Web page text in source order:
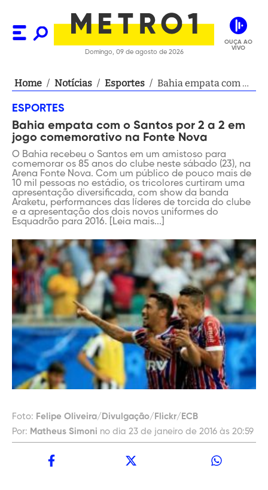
Domingo, 09 de agosto de 2026
OUÇA AO
VIVO
Home / Notícias / Esportes / Bahia empata com o
na Fonte Nova
ESPORTES
Bahia empata com o Santos por 2 a 2 em
jogo comemorativo na Fonte Nova
O Bahia recebeu o Santos em um amistoso para
comemorar os 85 anos do clube neste sábado (23), na
Arena Fonte Nova. Com um público de pouco mais de
10 mil pessoas no estádio, os tricolores curtiram uma
apresentação diversificada, com show da banda
Araketu, performances das líderes de torcida do clube
e a apresentação dos dois novos uniformes do
Esquadrão para 2016. [Leia mais...]
Foto: Felipe Oliveira/Divulgação/Flickr/ECB
Por: Matheus Simoni no dia 23 de janeiro de 2016 às 20:59